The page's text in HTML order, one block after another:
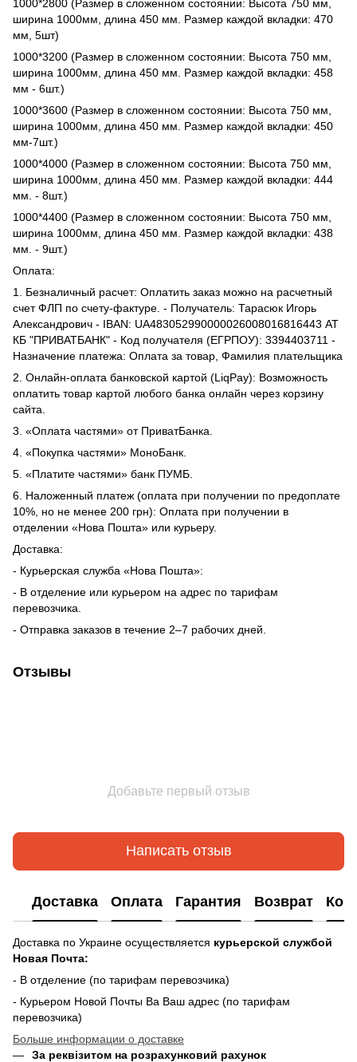
1000*2800 (Размер в сложенном состоянии: Высота 750 мм,
ширина 1000мм, длина 450 мм. Размер каждой вкладки: 470
мм, 5шт)
1000*3200 (Размер в сложенном состоянии: Высота 750 мм,
ширина 1000мм, длина 450 мм. Размер каждой вкладки: 458
мм - 6шт.)
1000*3600 (Размер в сложенном состоянии: Высота 750 мм,
ширина 1000мм, длина 450 мм. Размер каждой вкладки: 450
мм-7шт.)
1000*4000 (Размер в сложенном состоянии: Высота 750 мм,
ширина 1000мм, длина 450 мм. Размер каждой вкладки: 444
мм. - 8шт.)
1000*4400 (Размер в сложенном состоянии: Высота 750 мм,
ширина 1000мм, длина 450 мм. Размер каждой вкладки: 438
мм. - 9шт.)
Оплата:
1. Безналичный расчет: Оплатить заказ можно на расчетный
счет ФЛП по счету-фактуре. - Получатель: Тарасюк Игорь
Александрович - IBAN: UA483052990000026008016816443 АТ
КБ "ПРИВАТБАНК" - Код получателя (ЕГРПОУ): 3394403711 -
Назначение платежа: Оплата за товар, Фамилия плательщика
2. Онлайн-оплата банковской картой (LiqPay): Возможность
оплатить товар картой любого банка онлайн через корзину
сайта.
3. «Оплата частями» от ПриватБанка.
4. «Покупка частями» МоноБанк.
5. «Платите частями» банк ПУМБ.
6. Наложенный платеж (оплата при получении по предоплате
10%, но не менее 200 грн): Оплата при получении в
отделении «Нова Пошта» или курьеру.
Доставка:
- Курьерская служба «Нова Пошта»:
- В отделение или курьером на адрес по тарифам
перевозчика.
- Отправка заказов в течение 2–7 рабочих дней.
Отзывы
Добавьте первый отзыв
Написать отзыв
Доставка Оплата Гарантия Возврат
Доставка по Украине осуществляется курьерской службой
Новая Почта:
- В отделение (по тарифам перевозчика)
- Курьером Новой Почты Ва Ваш адрес (по тарифам
перевозчика)
Больше информации о доставке
За реквізитом на розрахунковий рахунок